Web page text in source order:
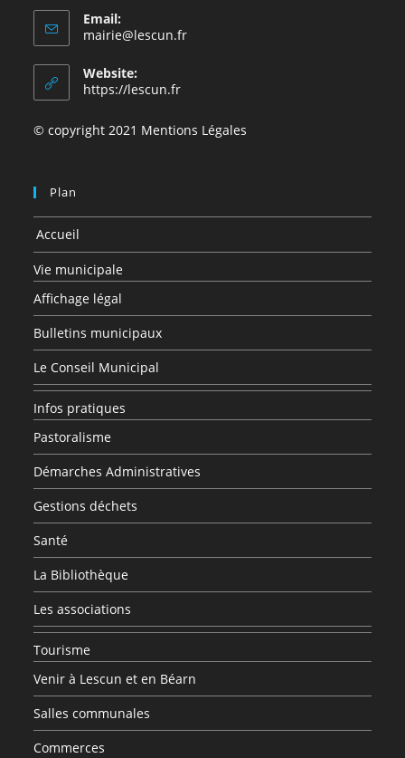
Email:
mairie@lescun.frS’ouvre
Website:
https://lescun.fr
© copyright 2021 Mentions Légales
Plan
Accueil
Vie municipale
Affichage légal
Bulletins municipaux
Le Conseil Municipal
Infos pratiques
Pastoralisme
Démarches Administratives
Gestions déchets
Santé
La Bibliothèque
Les associations
Tourisme
Venir à Lescun et en Béarn
Salles communales
Commerces